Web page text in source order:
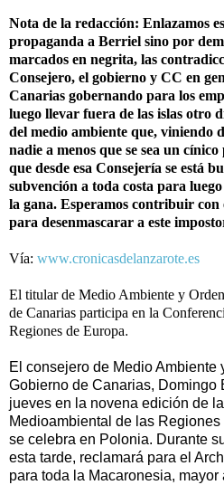
Nota de la redacción: Enlazamos
propaganda a Berriel sino por
marcados en negrita, las
Consejero, el gobierno y CC en
Canarias gobernando para los
luego llevar fuera de las islas otro
del medio ambiente que, viniendo
nadie a menos que se sea un
que desde esa Consejería se está
subvención a toda costa para
la gana. Esperamos contribuir con
para desenmascarar a este
Vía: www.cronicasdelanzarote.es
El titular de Medio Ambiente y
de Canarias participa en la
Regiones de Europa.
El consejero de Medio Ambiente
Gobierno de Canarias, Domingo
jueves en la novena edición de
Medioambiental de las
se celebra en Polonia. Durante
esta tarde, reclamará para el
para toda la Macaronesia,